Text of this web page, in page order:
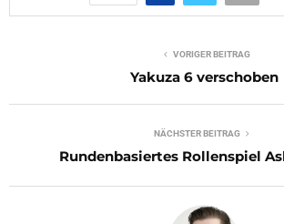
VORIGER BEITRAG
Yakuza 6 verschoben
NÄCHSTER BEITRAG
Rundenbasiertes Rollenspiel